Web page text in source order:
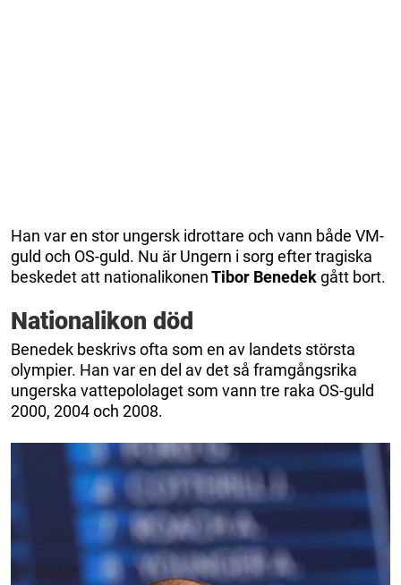
Han var en stor ungersk idrottare och vann både VM-
guld och OS-guld. Nu är Ungern i sorg efter tragiska
beskedet att nationalikonenTibor Benedekgått bort.
Nationalikon död
Benedek beskrivs ofta som en av landets största
olympier. Han var en del av det så framgångsrika
ungerska vattepololaget som vann tre raka OS-guld
2000, 2004 och 2008.